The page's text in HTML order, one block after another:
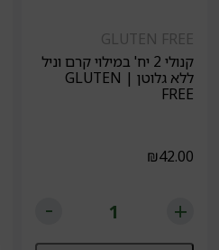
GLUTEN FREE
קנולי 2 יח' במילוי קרם וניל
ללא גלוטן | GLUTEN
FREE
₪42.00